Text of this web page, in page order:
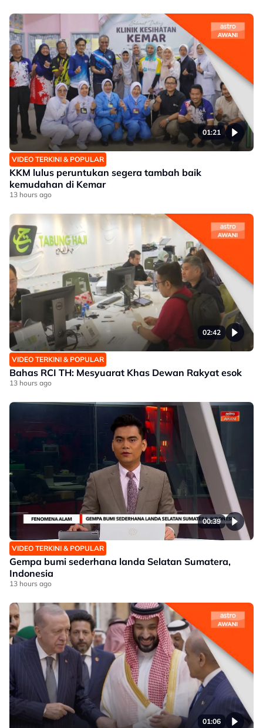
01:21
VIDEO TERKINI & POPULAR
KKM lulus peruntukan segera tambah baik
kemudahan di Kemar
13 hours ago
02:42
VIDEO TERKINI & POPULAR
Bahas RCI TH: Mesyuarat Khas Dewan Rakyat esok
13 hours ago
00:39
VIDEO TERKINI & POPULAR
Gempa bumi sederhana landa Selatan Sumatera,
Indonesia
13 hours ago
01:06